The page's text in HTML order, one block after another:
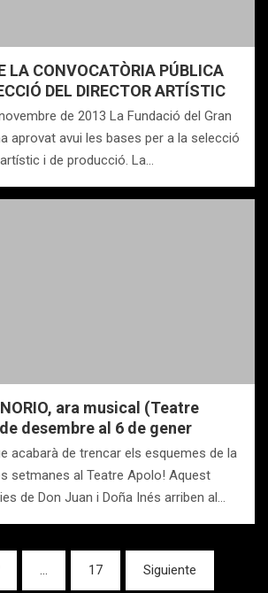
LA CONVOCATÒRIA PÚBLICA
DEL DIRECTOR ARTÍSTIC
de 2013 La Fundació del Gran
aprovat avui les bases per a la selecció
i de producció. La…
ara musical (Teatre
desembre al 6 de gener
acabarà de trencar els esquemes de la
setmanes al Teatre Apolo! Aquest
de Don Juan i Doña Inés arriben al…
… 17 Siguiente